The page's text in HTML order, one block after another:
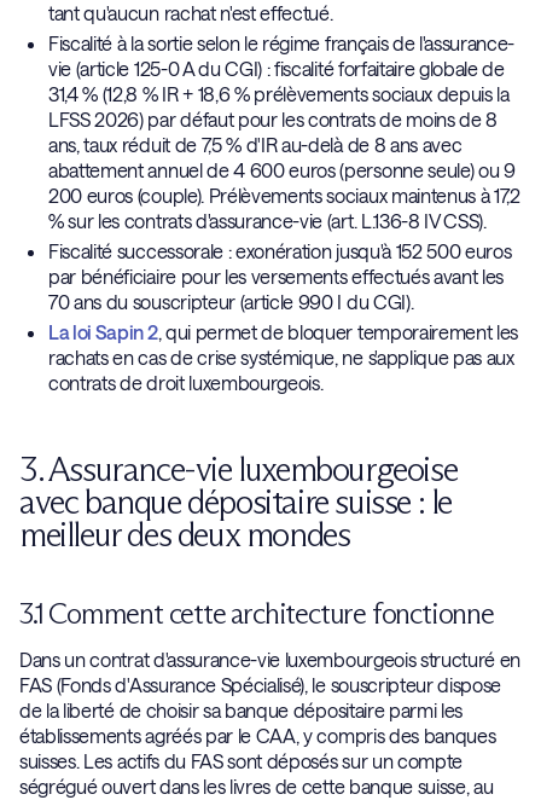
tant qu'aucun rachat n'est effectué.
Fiscalité à la sortie selon le régime français de l'assurance-
vie (article 125-0 A du CGI) : fiscalité forfaitaire globale de
31,4 % (12,8 % IR + 18,6 % prélèvements sociaux depuis la
LFSS 2026) par défaut pour les contrats de moins de 8
ans, taux réduit de 7,5 % d'IR au-delà de 8 ans avec
abattement annuel de 4 600 euros (personne seule) ou 9
200 euros (couple). Prélèvements sociaux maintenus à 17,2
% sur les contrats d'assurance-vie (art. L.136-8 IV CSS).
Fiscalité successorale : exonération jusqu'à 152 500 euros
par bénéficiaire pour les versements effectués avant les
70 ans du souscripteur (article 990 I du CGI).
La loi Sapin 2, qui permet de bloquer temporairement les
rachats en cas de crise systémique, ne s'applique pas aux
contrats de droit luxembourgeois.
3. Assurance-vie luxembourgeoise
avec banque dépositaire suisse : le
meilleur des deux mondes
3.1 Comment cette architecture fonctionne
Dans un contrat d'assurance-vie luxembourgeois structuré en
FAS (Fonds d'Assurance Spécialisé), le souscripteur dispose
de la liberté de choisir sa banque dépositaire parmi les
établissements agréés par le CAA, y compris des banques
suisses. Les actifs du FAS sont déposés sur un compte
ségrégué ouvert dans les livres de cette banque suisse, au